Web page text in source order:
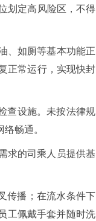
划定高风险区，不得
、如厕等基本功能正
正常运行，实现快封
查设施。未按法律规
畅通。
求的司乘人员提供基
传播；在流水条件下
工佩戴手套并随时洗